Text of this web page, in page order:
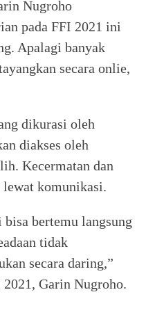
Nugroho
pada FFI 2021 ini
Apalagi banyak
secara onlie,
dikurasi oleh
diakses oleh
Kecermatan dan
lewat komunikasi.
bertemu langsung
tidak
secara daring,”
Garin Nugroho.